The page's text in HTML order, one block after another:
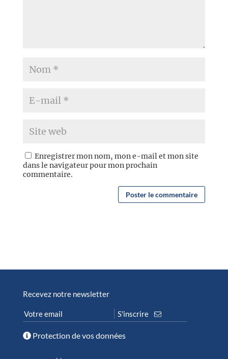
Enregistrer mon nom, mon e-mail et mon site
dans le navigateur pour mon prochain
commentaire.
Recevez notre newsletter
Protection de vos données